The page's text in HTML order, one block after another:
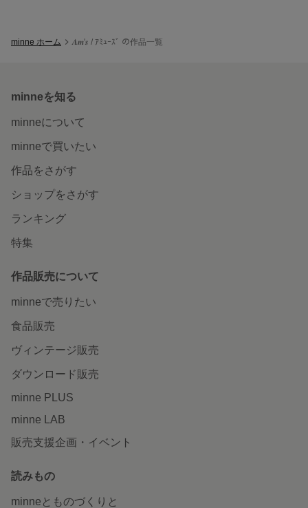
minne ホーム 𝑨𝒎'𝒔 / ｱﾐｭｰｽﾞ の作品一覧
minneを知る
minneについて
minneで買いたい
作品をさがす
ショップをさがす
ランキング
特集
作品販売について
minneで売りたい
食品販売
ヴィンテージ販売
ダウンロード販売
minne PLUS
minne LAB
販売支援企画・イベント
読みもの
minneとものづくりと